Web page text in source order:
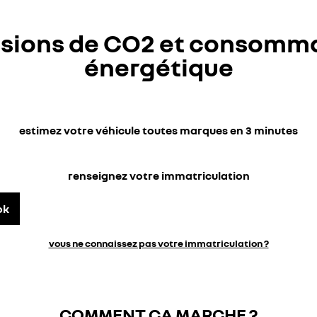
de CO2 et
énergétique
estimez votre véhicule toutes marques en 3 minutes
renseignez votre immatriculation
vous ne connaissez pas votre immatriculation ?